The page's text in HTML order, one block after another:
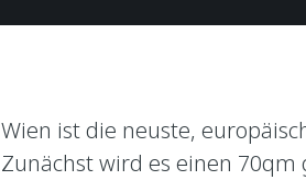
Wien ist die neuste,
Zunächst wird es einen